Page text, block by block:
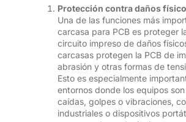
Protección contra daños
Una de las funciones más
carcasa para PCB es proteger
circuito impreso de daños
carcasas protegen la PCB de
abrasión y otras formas de
Esto es especialmente
entornos donde los equipos
caídas, golpes o vibraciones,
industriales o dispositivos